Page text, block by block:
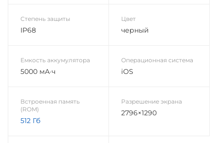
Степень защиты
IP68
Цвет
черный
Емкость аккумулятора
5000 мА·ч
Операционная система
iOS
Встроенная память
(ROM)
512 Гб
Разрешение экрана
2796×1290